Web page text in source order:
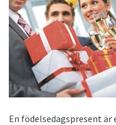
En födelsedagspresent